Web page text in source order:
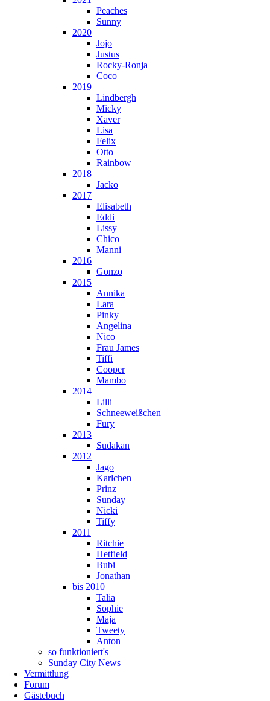
Peaches
Sunny
2020
Jojo
Justus
Rocky-Ronja
Coco
2019
Lindbergh
Micky
Xaver
Lisa
Felix
Otto
Rainbow
2018
Jacko
2017
Elisabeth
Eddi
Lissy
Chico
Manni
2016
Gonzo
2015
Annika
Lara
Pinky
Angelina
Nico
Frau James
Tiffi
Cooper
Mambo
2014
Lilli
Schneeweißchen
Fury
2013
Sudakan
2012
Jago
Karlchen
Prinz
Sunday
Nicki
Tiffy
2011
Ritchie
Hetfield
Bubi
Jonathan
bis 2010
Talia
Sophie
Maja
Tweety
Anton
so funktioniert's
Sunday City News
Vermittlung
Forum
Gästebuch